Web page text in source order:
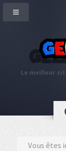
Le meilleur
Vous êtes